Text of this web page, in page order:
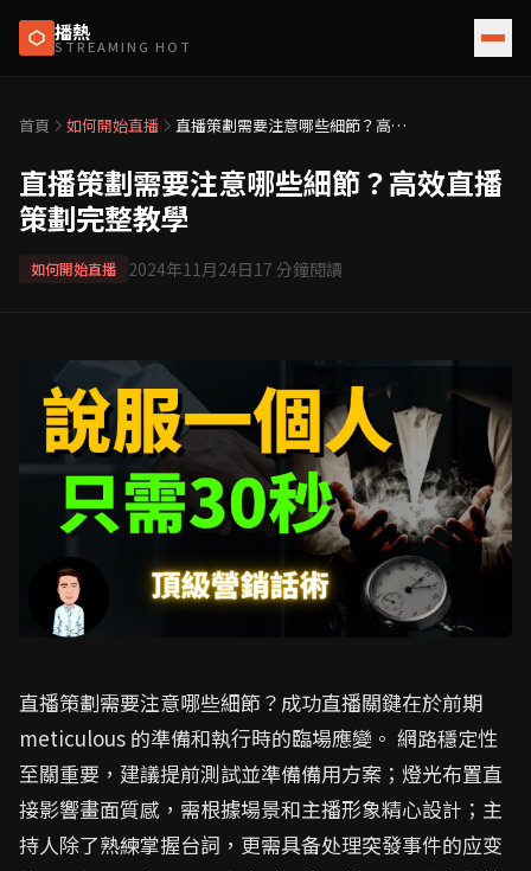
播熱
STREAMING HOT
首頁 如何開始直播
直播策劃需要注意哪些細節？高效
直播策劃需要注意哪些細節？高效直播
策劃完整教學
如何開始直播 2024年11月24日17 分鐘閱讀
直播策劃需要注意哪些細節？成功直播關鍵在於前期
meticulous 的準備和執行時的臨場應變。 網路穩定性
至關重要，建議提前測試並準備備用方案；燈光布置直
接影響畫面質感，需根據場景和主播形象精心設計；主
持人除了熟練掌握台詞，更需具备处理突發事件的应变